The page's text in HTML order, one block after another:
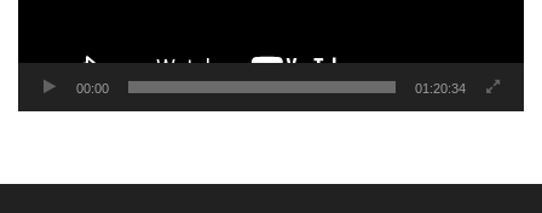
00:00 01:20:34